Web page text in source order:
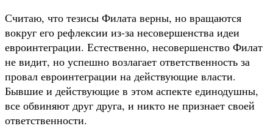
Считаю, что тезисы Филата верны, но вращаются
вокруг его рефлексии из-за несовершенства идеи
евроинтеграции. Естественно, несовершенство Филат
не видит, но успешно возлагает ответственность за
провал евроинтеграции на действующие власти.
Бывшие и действующие в этом аспекте единодушны,
все обвиняют друг друга, и никто не признает своей
ответственности.